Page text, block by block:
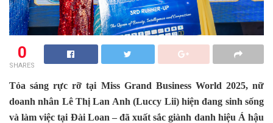
0
SHARES
Tỏa sáng rực rỡ tại Miss Grand Business World 2025, nữ
doanh nhân Lê Thị Lan Anh (Luccy Lii) hiện đang sinh sống
và làm việc tại Đài Loan – đã xuất sắc giành danh hiệu Á hậu